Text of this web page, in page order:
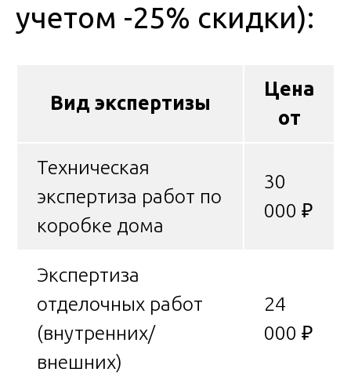
учетом -25% скидки):
Вид экспертизы
Цена
от
Техническая
экспертиза работ по
коробке дома
30
000 ₽
Экспертиза
отделочных работ
(внутренних/
внешних)
24
000 ₽